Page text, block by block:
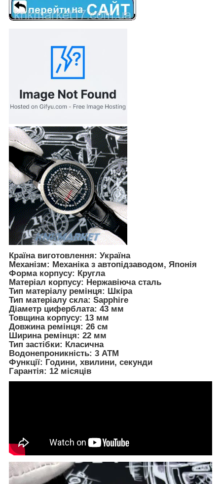
Країна виготовлення: Україна
Механізм: Механіка з автопідзаводом, Японія
Форма корпусу: Кругла
Матеріал корпусу: Нержавіюча сталь
Тип матеріалу ремінця: Шкіра
Тип матеріалу скла: Sapphire
Діаметр циферблата: 43 мм
Товщина корпусу: 13 мм
Довжина ремінця: 26 см
Ширина ремінця: 22 мм
Тип застібки: Класична
Водонепроникність: 3 АТМ
Функції: Години, хвилини, секунди
Гарантія: 12 місяців